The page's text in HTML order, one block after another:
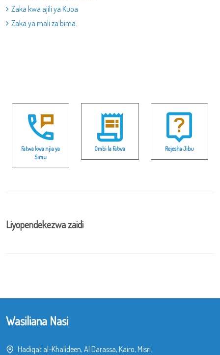
Zaka kwa ajili ya Kuoa
Zaka ya mali za bima.
Fatwa kwa njia ya
Simu
Ombi la Fatwa Rejesha Jibu
Liyopendekezwa zaidi
Wasiliana Nasi
Hadiqat al-Khalideen, Al Darassa, Kairo, Misri.